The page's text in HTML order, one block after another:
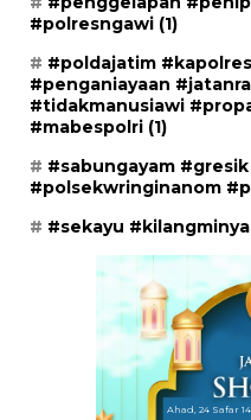
#polresngawi (1)
#poldajatim
#penganiayaan
#tidakmanusiawi
#mabespolri (1)
#sabungayam
#polsekwringinanom
#sekayu
Ahad, 24 Safar